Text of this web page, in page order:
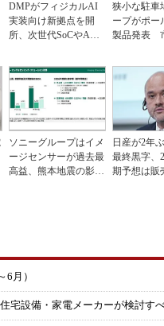
DMPがフィジカルAI
実装向け新拠点を開
所、次世代SoCやAM
狭小な駐車
ープがポー
製品発表
ソニーグループはイメ
ージセンサーが過去最
高益、熊本地震の影響
日産が2年
最終黒字、
期予想は販
月）
宅設備・家電メーカーが検討す